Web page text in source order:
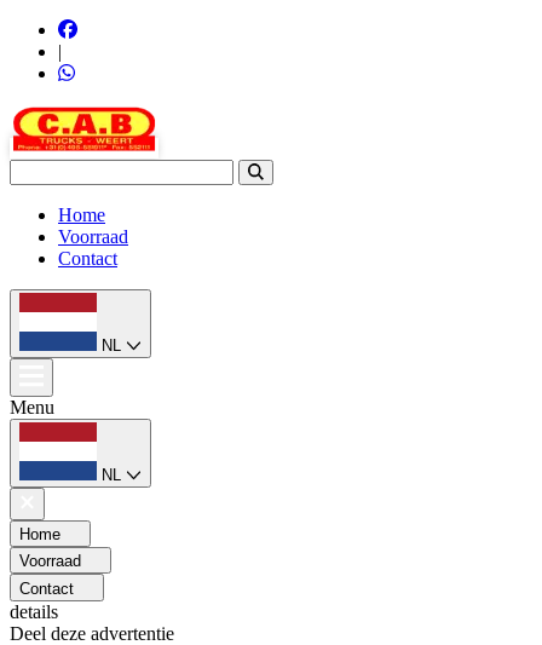
|
Home
Voorraad
Contact
NL
Menu
NL
Home
Voorraad
Contact
details
Deel deze advertentie